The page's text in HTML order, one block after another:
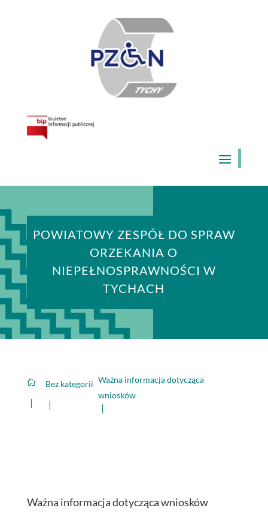
POWIATOWY ZESPÓŁ DO SPRAW
ORZEKANIA O
NIEPEŁNOSPRAWNOŚCI W
TYCHACH
 Bez kategorii Ważna informacja dotycząca
wniosków
Ważna informacja dotycząca wniosków